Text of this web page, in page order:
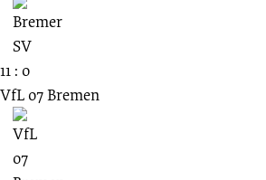
11 : 0
VfL 07 Bremen